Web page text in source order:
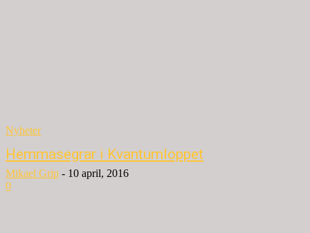
Nyheter
Hemmasegrar i Kvantumloppet
Mikael Grip - 10 april, 2016
0